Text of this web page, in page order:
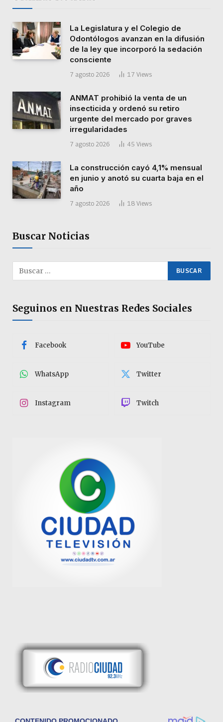
La Legislatura y el Colegio de
Odontólogos avanzan en la difusión
de la ley que incorporó la sedación
consciente
7 agosto 2026 17 Views
ANMAT prohibió la venta de un
insecticida y ordenó su retiro
urgente del mercado por graves
irregularidades
7 agosto 2026 45 Views
La construcción cayó 4,1% mensual
en junio y anotó su cuarta baja en el
año
7 agosto 2026 18 Views
Buscar Noticias
Seguinos en Nuestras Redes Sociales
Facebook YouTube
WhatsApp Twitter
Instagram Twitch